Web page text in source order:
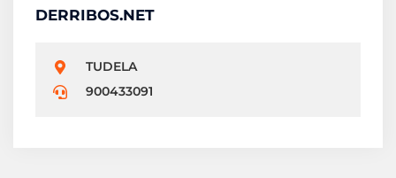
DERRIBOS.NET
TUDELA
900433091